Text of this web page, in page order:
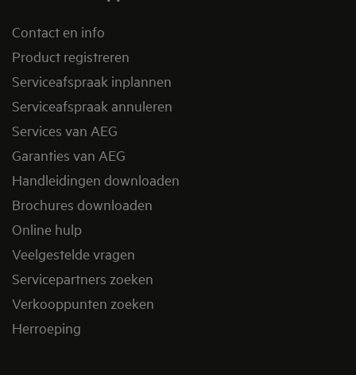
Contact en info
Product registreren
Serviceafspraak inplannen
Serviceafspraak annuleren
Services van AEG
Garanties van AEG
Handleidingen downloaden
Brochures downloaden
Online hulp
Veelgestelde vragen
Servicepartners zoeken
Verkooppunten zoeken
Herroeping